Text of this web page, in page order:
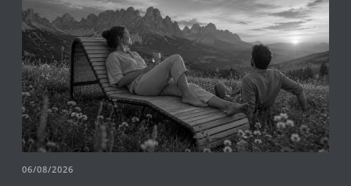
06/08/2026